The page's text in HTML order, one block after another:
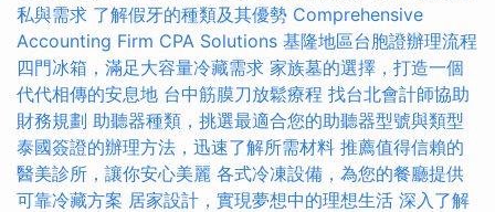
私與需求 了解假牙的種類及其優勢 Comprehensive
Accounting Firm CPA Solutions 基隆地區台胞證辦理流程
四門冰箱，滿足大容量冷藏需求 家族墓的選擇，打造一個
代代相傳的安息地 台中筋膜刀放鬆療程 找台北會計師協助
財務規劃 助聽器種類，挑選最適合您的助聽器型號與類型
泰國簽證的辦理方法，迅速了解所需材料 推薦值得信賴的
醫美診所，讓你安心美麗 各式冷凍設備，為您的餐廳提供
可靠冷藏方案 居家設計，實現夢想中的理想生活 深入了解